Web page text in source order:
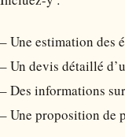
– Une estimation des
– Un devis détaillé
– Des informations
– Une proposition de